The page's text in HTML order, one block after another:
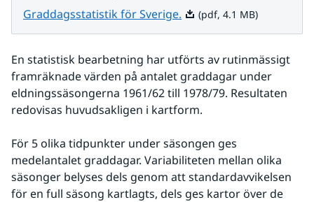
Graddagsstatistik för Sverige. Pdf, 4.1 MB.
(pdf, 4.1 MB)
En statistisk bearbetning har utförts av rutinmässigt
framräknade värden på antalet graddagar under
eldningssäsongerna 1961/62 till 1978/79. Resultaten
redovisas huvudsakligen i kartform.
För 5 olika tidpunkter under säsongen ges
medelantalet graddagar. Variabiliteten mellan olika
säsonger belyses dels genom att standardavvikelsen
för en full säsong kartlagts, dels ges kartor över de